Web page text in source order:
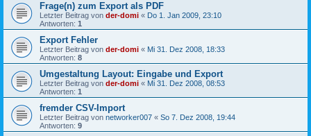
Frage(n) zum Export als PDF
Letzter Beitrag von der-domi « Do 1. Jan 2009, 23:10
Antworten: 1
Export Fehler
Letzter Beitrag von der-domi « Mi 31. Dez 2008, 18:33
Antworten: 8
Umgestaltung Layout: Eingabe und Export
Letzter Beitrag von der-domi « Mi 31. Dez 2008, 08:53
Antworten: 1
fremder CSV-Import
Letzter Beitrag von networker007 « So 7. Dez 2008, 19:44
Antworten: 9